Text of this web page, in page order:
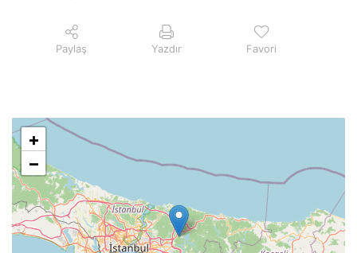
Paylaş Yazdır Favori
+
−